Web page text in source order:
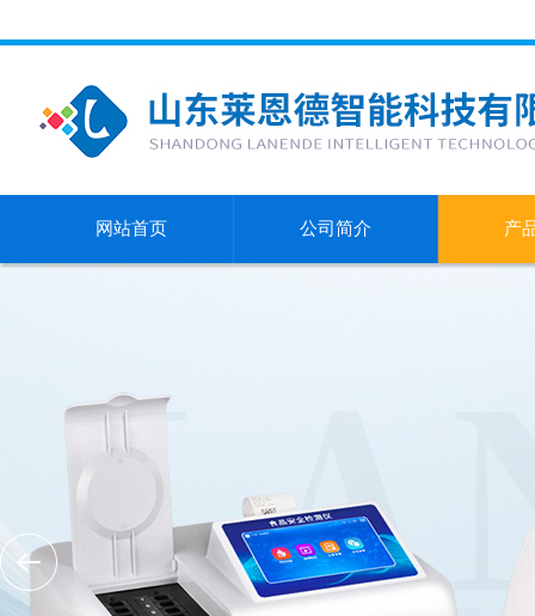
网站首页 公司简介 产